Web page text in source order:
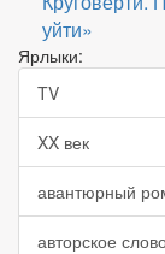
уйти»
Ярлыки:
TV
XX век
авантюрный
авторское